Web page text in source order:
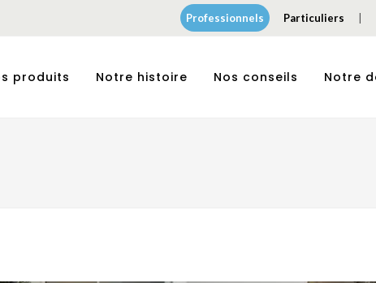
Professionnels Particuliers |
produits Notre histoire Nos conseils Notre